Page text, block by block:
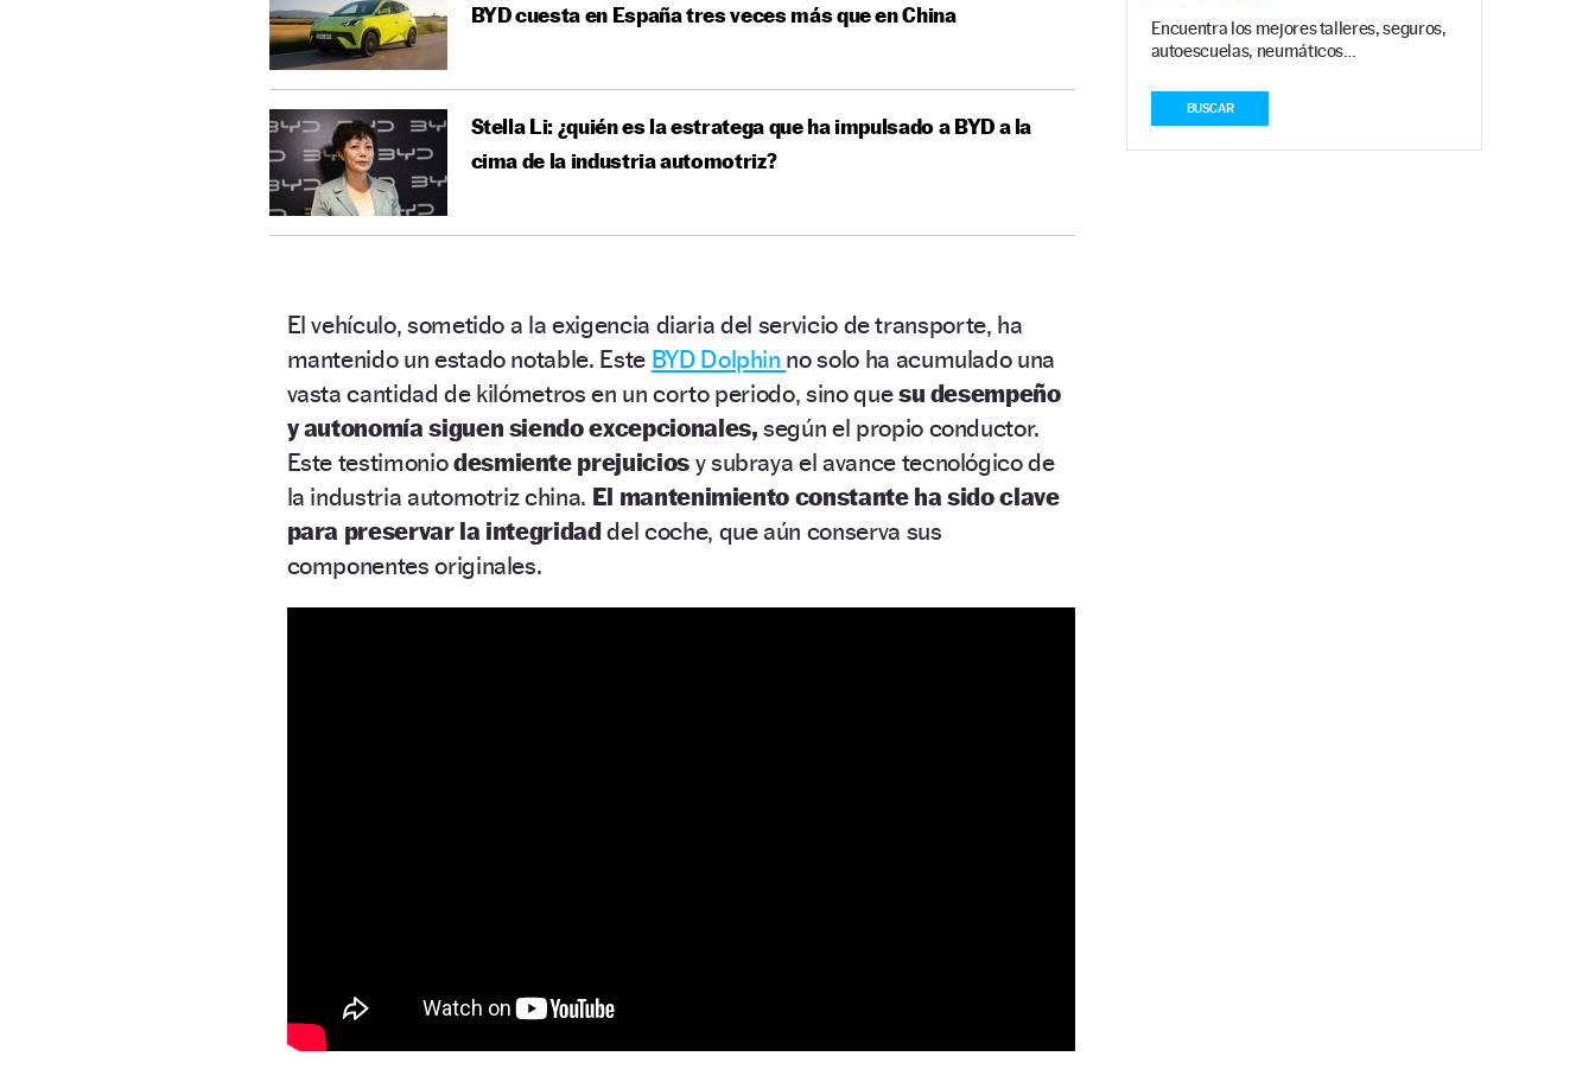
BYD cuesta en España tres veces más que en China
Stella Li: ¿quién es la estratega que ha impulsado a BYD a la
cima de la industria automotriz?
El vehículo, sometido a la exigencia diaria del servicio de transporte, ha
mantenido un estado notable. Este BYD Dolphin no solo ha acumulado una
vasta cantidad de kilómetros en un corto periodo, sino quesu desempeño
y autonomía siguen siendo excepcionales, según el propio conductor.
Este testimoniodesmiente prejuiciosy subraya el avance tecnológico de
la industria automotriz china. El mantenimiento constante ha sido clave
para preservar la integridaddel coche, que aún conserva sus
componentes originales.
Encuentra los mejores talleres, seguros,
autoescuelas, neumáticos…
BUSCAR